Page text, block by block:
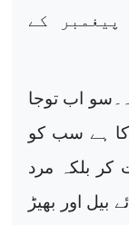
پیغمبر کے
اب توجا
کا ہے سب کو
کر بلکہ مرد
بیل اور بھیڑ